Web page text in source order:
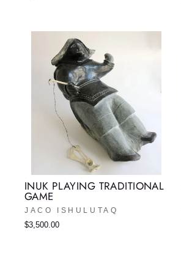
INUK PLAYING TRADITIONAL
GAME
JACO ISHULUTAQ
$3,500.00